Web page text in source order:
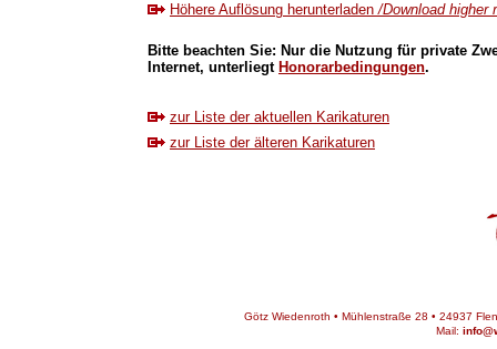
Höhere Auflösung herunterladen/Download higher
Bitte beachten Sie: Nur die Nutzung für private
Internet, unterliegt Honorarbedingungen.
zur Liste der aktuellen Karikaturen
zur Liste der älteren Karikaturen
Götz Wiedenroth • Mühlenstraße 28 • 24937
Mail: